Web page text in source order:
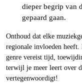
dieper begrip van
gepaard gaan.
Onthoud dat elke
regionale invloeden heeft.
genre vereist tijd,
terwijl je meer leert over
vertegenwoordigt!